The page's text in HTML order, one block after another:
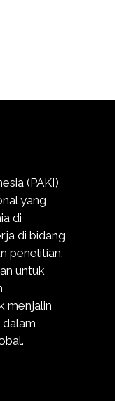
(PAKI)
yang
di
di bidang
penelitian.
untuk
menjalin
dalam